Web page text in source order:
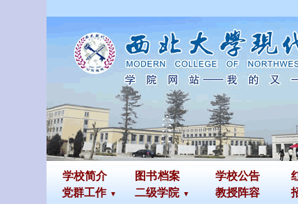
学校简介 图书档案 学校公告
党群工作
二级学院 教授阵容